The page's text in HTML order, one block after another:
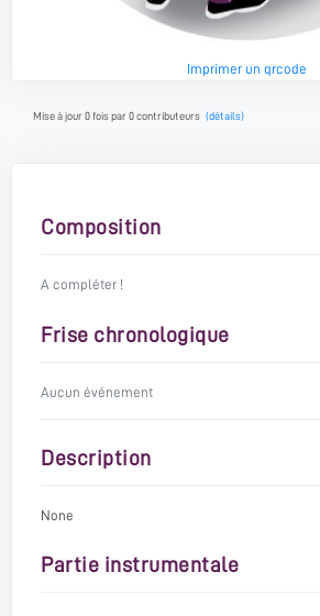
Composition
A compléter !
Frise chronologique
Aucun événement
Description
None
Partie instrumentale
Imprimer un qrcode
Mise à jour 0 fois par 0 contributeurs (détails)